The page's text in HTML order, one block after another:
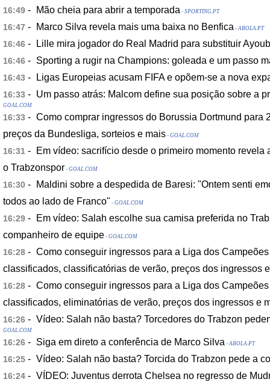
16:49 - Mão cheia para abrir a temporada - SPORTING.PT
16:47 - Marco Silva revela mais uma baixa no Benfica - ABOLA.PT
16:46 - Lille mira jogador do Real Madrid para substituir
16:46 - Sporting a rugir na Champions: goleada e um passo
16:43 - Ligas Europeias acusam FIFA e opõem-se a nova
16:33 - Um passo atrás: Malcom define sua posição sobre a
GOAL.COM
16:33 - Como comprar ingressos do Borussia Dortmund para
preços da Bundesliga, sorteios e mais - GOAL.COM
16:31 - Em vídeo: sacrifício desde o primeiro momento revela
o Trabzonspor - GOAL.COM
16:30 - Maldini sobre a despedida de Baresi: "Ontem senti
todos ao lado de Franco" - GOAL.COM
16:29 - Em vídeo: Salah escolhe sua camisa preferida no
companheiro de equipe - GOAL.COM
16:28 - Como conseguir ingressos para a Liga dos
classificados, classificatórias de verão, preços dos ingressos
16:28 - Como conseguir ingressos para a Liga dos
classificados, eliminatórias de verão, preços dos ingressos e
16:26 - Vídeo: Salah não basta? Torcedores do Trabzon
GOAL.COM
16:26 - Siga em direto a conferência de Marco Silva - ABOLA.PT
16:25 - Vídeo: Salah não basta? Torcida do Trabzon pede a
16:24 - VÍDEO: Juventus derrota Chelsea no regresso de